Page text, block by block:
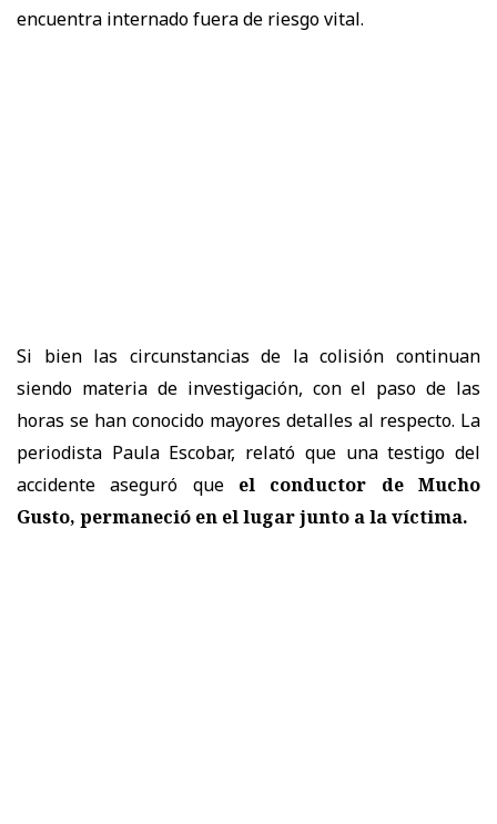
encuentra internado fuera de riesgo vital.
Si bien las circunstancias de la colisión continuan
siendo materia de investigación, con el paso de las
horas se han conocido mayores detalles al respecto. La
periodista Paula Escobar, relató que una testigo del
accidente aseguró que el conductor de Mucho
Gusto, permaneció en el lugar junto a la víctima.